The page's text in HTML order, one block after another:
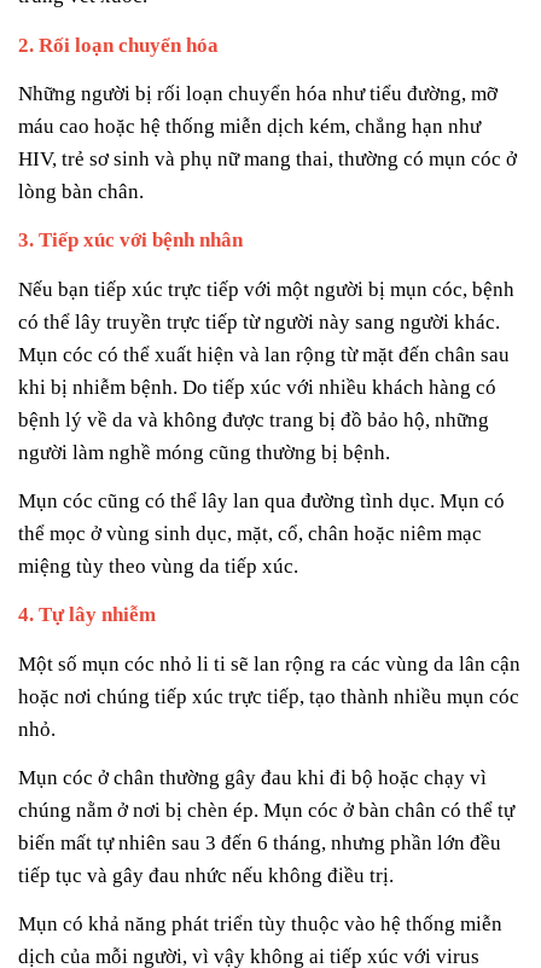
2. Rối loạn chuyển hóa
Những người bị rối loạn chuyển hóa như tiểu đường, mỡ
máu cao hoặc hệ thống miễn dịch kém, chẳng hạn như
HIV, trẻ sơ sinh và phụ nữ mang thai, thường có mụn cóc ở
lòng bàn chân.
3. Tiếp xúc với bệnh nhân
Nếu bạn tiếp xúc trực tiếp với một người bị mụn cóc, bệnh
có thể lây truyền trực tiếp từ người này sang người khác.
Mụn cóc có thể xuất hiện và lan rộng từ mặt đến chân sau
khi bị nhiễm bệnh. Do tiếp xúc với nhiều khách hàng có
bệnh lý về da và không được trang bị đồ bảo hộ, những
người làm nghề móng cũng thường bị bệnh.
Mụn cóc cũng có thể lây lan qua đường tình dục. Mụn có
thể mọc ở vùng sinh dục, mặt, cổ, chân hoặc niêm mạc
miệng tùy theo vùng da tiếp xúc.
4. Tự lây nhiễm
Một số mụn cóc nhỏ li ti sẽ lan rộng ra các vùng da lân cận
hoặc nơi chúng tiếp xúc trực tiếp, tạo thành nhiều mụn cóc
nhỏ.
Mụn cóc ở chân thường gây đau khi đi bộ hoặc chạy vì
chúng nằm ở nơi bị chèn ép. Mụn cóc ở bàn chân có thể tự
biến mất tự nhiên sau 3 đến 6 tháng, nhưng phần lớn đều
tiếp tục và gây đau nhức nếu không điều trị.
Mụn có khả năng phát triển tùy thuộc vào hệ thống miễn
dịch của mỗi người, vì vậy không ai tiếp xúc với virus